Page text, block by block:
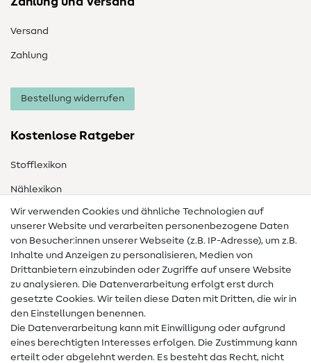
Versand
Zahlung
Bestellung widerrufen
Kostenlose Ratgeber
Stofflexikon
Nählexikon
Nähanleitungen
Hilfe & Kontakt
Kontakt
Infos zum Betreiberwechsel
Widerrufsrecht
Wir verwenden Cookies und ähnliche Technologien auf
unserer Website und verarbeiten personenbezogene Daten
von Besucher:innen unserer Webseite (z.B. IP-Adresse), um z.B.
Inhalte und Anzeigen zu personalisieren, Medien von
Drittanbietern einzubinden oder Zugriffe auf unsere Website
zu analysieren. Die Datenverarbeitung erfolgt erst durch
gesetzte Cookies. Wir teilen diese Daten mit Dritten, die wir in
den Einstellungen benennen.
Die Datenverarbeitung kann mit Einwilligung oder aufgrund
eines berechtigten Interesses erfolgen. Die Zustimmung kann
erteilt oder abgelehnt werden. Es besteht das Recht, nicht